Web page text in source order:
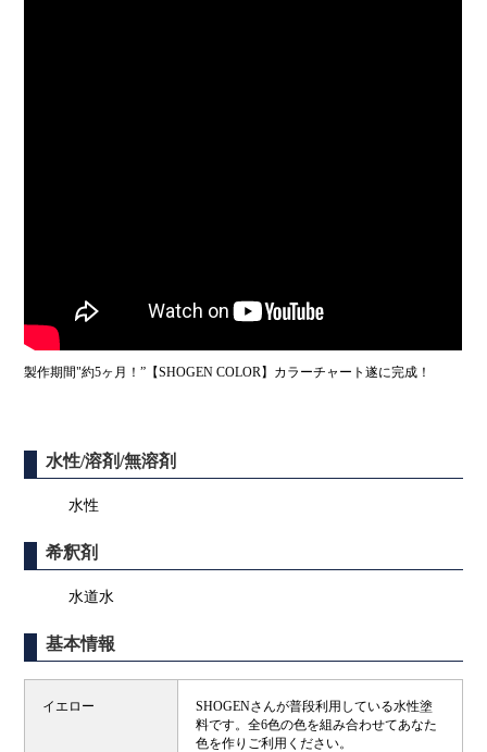
製作期間"約5ヶ月！”【SHOGEN COLOR】カラーチャート遂に完成！
水性/溶剤/無溶剤
水性
希釈剤
水道水
基本情報
イエロー
SHOGENさんが普段利用している水性塗
料です。全6色の色を組み合わせてあなた
色を作りご利用ください。